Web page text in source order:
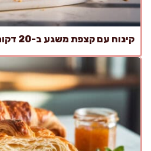
קינוח עם קצפת משגע ב-20 דקות, בלי תנור בכלל